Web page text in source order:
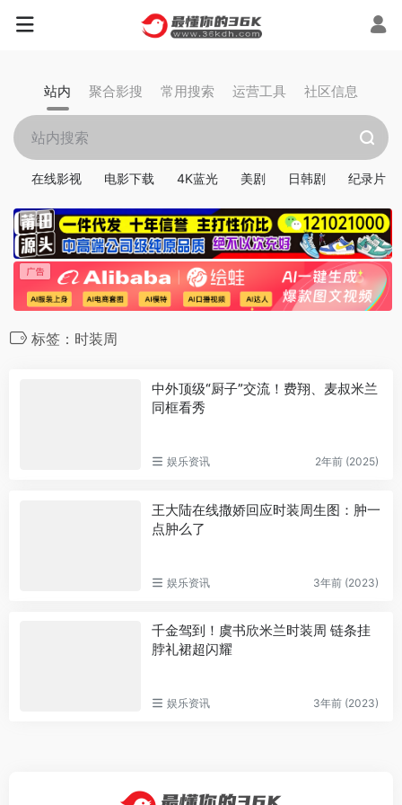
站内 聚合影搜 常用搜索 运营工具 社区信息
在线影视 电影下载 4K蓝光 美剧 日韩剧 纪录片
标签：时装周
中外顶级“厨子”交流！费翔、麦叔米兰
同框看秀
娱乐资讯 2年前 (2025)
王大陆在线撒娇回应时装周生图：肿一
点肿么了
娱乐资讯 3年前 (2023)
千金驾到！虞书欣米兰时装周 链条挂
脖礼裙超闪耀
娱乐资讯 3年前 (2023)